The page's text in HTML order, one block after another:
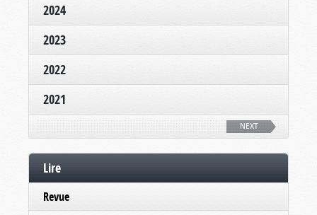
2024
2023
2022
2021
NEXT
Lire
Revue